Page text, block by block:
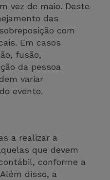
vez de maio. Deste
das
com
Em casos
fusão,
da pessoa
variar
evento.
a realizar a
que devem
conforme a
disso, a